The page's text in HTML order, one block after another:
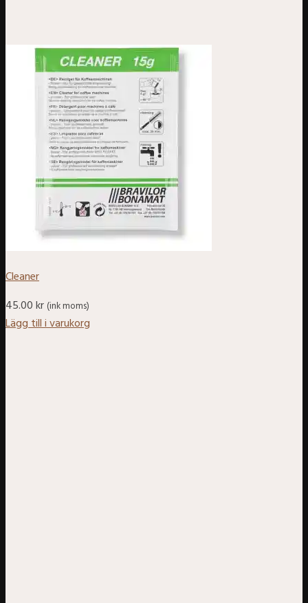
Cleaner
45.00kr (ink moms)
Lägg till i varukorg